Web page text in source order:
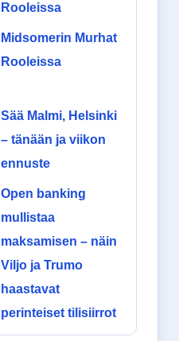
Rooleissa
Midsomerin Murhat
Rooleissa
Sää Malmi, Helsinki
– tänään ja viikon
ennuste
Open banking
mullistaa
maksamisen – näin
Viljo ja Trumo
haastavat
perinteiset tilisiirrot